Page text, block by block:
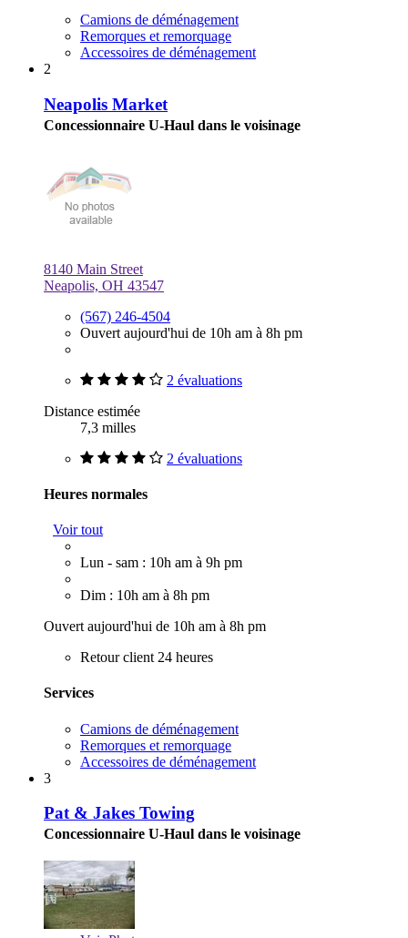
Camions de déménagement
Remorques et remorquage
Accessoires de déménagement
2
Neapolis Market
Concessionnaire U-Haul dans le voisinage
8140 Main Street
Neapolis, OH 43547
(567) 246-4504
Ouvert aujourd'hui de 10h am à 8h pm
2 évaluations
Distance estimée
7,3 milles
2 évaluations
Heures normales
Voir tout
Lun - sam : 10h am à 9h pm
Dim : 10h am à 8h pm
Ouvert aujourd'hui de 10h am à 8h pm
Retour client 24 heures
Services
Camions de déménagement
Remorques et remorquage
Accessoires de déménagement
3
Pat & Jakes Towing
Concessionnaire U-Haul dans le voisinage